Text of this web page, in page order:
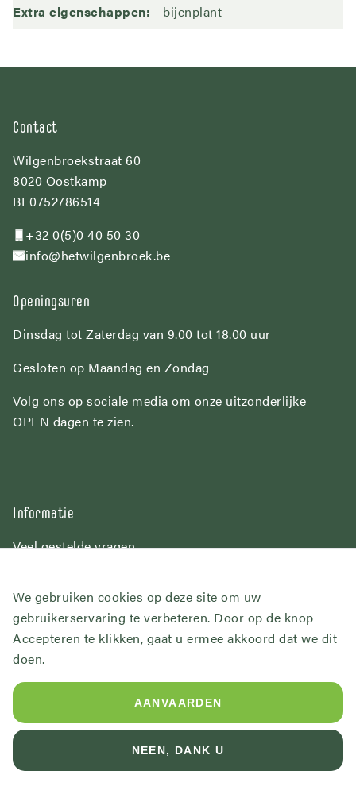
Extra eigenschappen
bijenplant
Contact
Wilgenbroekstraat 60
8020 Oostkamp
BE0752786514
+32 0(5)0 40 50 30
info@hetwilgenbroek.be
Openingsuren
Dinsdag tot Zaterdag van 9.00 tot 18.00 uur
Gesloten op Maandag en Zondag
Volg ons op sociale media om onze uitzonderlijke
OPEN dagen te zien.
Informatie
Veel gestelde vragen
Volg ons
© 2026 Het Wilgenbroek
bottom
Verkoopsvoorwaarden
Privacybeleid
Website byJolux Webdesign
We gebruiken cookies op deze site om uw
gebruikerservaring te verbeteren. Door op de knop
Accepteren te klikken, gaat u ermee akkoord dat we dit
doen.
AANVAARDEN
NEEN, DANK U